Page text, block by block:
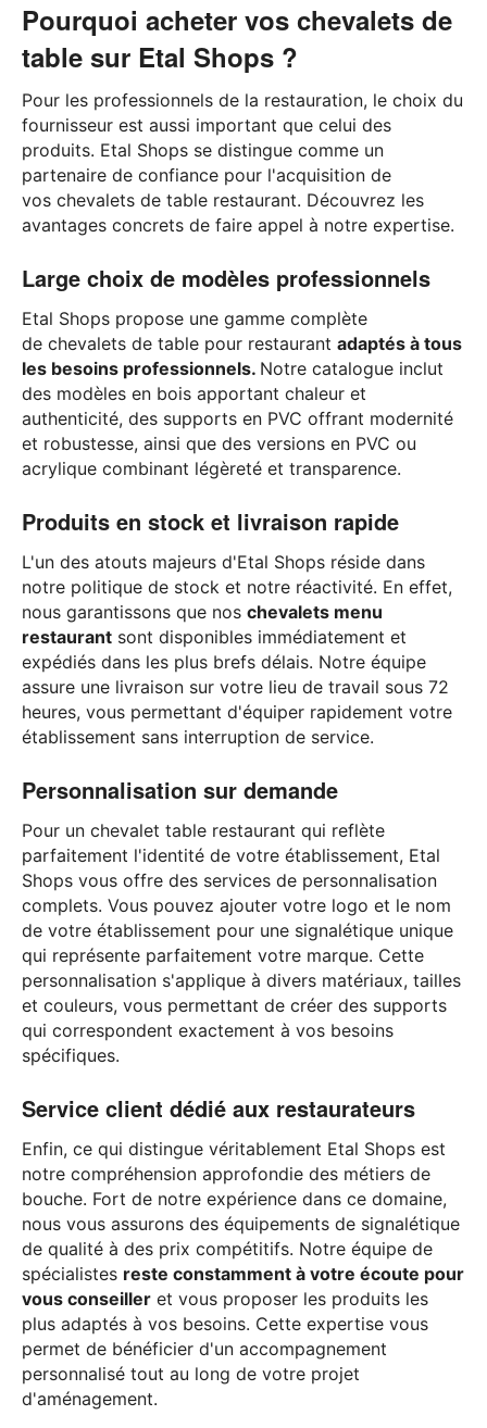
Pourquoi acheter vos chevalets de
table sur Etal Shops ?
Pour les professionnels de la restauration, le choix du
fournisseur est aussi important que celui des
produits. Etal Shops se distingue comme un
partenaire de confiance pour l'acquisition de
vos chevalets de table restaurant. Découvrez les
avantages concrets de faire appel à notre expertise.
Large choix de modèles professionnels
Etal Shops propose une gamme complète
de chevalets de table pour restaurant adaptés à tous
les besoins professionnels. Notre catalogue inclut
des modèles en bois apportant chaleur et
authenticité, des supports en PVC offrant modernité
et robustesse, ainsi que des versions en PVC ou
acrylique combinant légèreté et transparence.
Produits en stock et livraison rapide
L'un des atouts majeurs d'Etal Shops réside dans
notre politique de stock et notre réactivité. En effet,
nous garantissons que nos chevalets menu
restaurant sont disponibles immédiatement et
expédiés dans les plus brefs délais. Notre équipe
assure une livraison sur votre lieu de travail sous 72
heures, vous permettant d'équiper rapidement votre
établissement sans interruption de service.
Personnalisation sur demande
Pour un chevalet table restaurant qui reflète
parfaitement l'identité de votre établissement, Etal
Shops vous offre des services de personnalisation
complets. Vous pouvez ajouter votre logo et le nom
de votre établissement pour une signalétique unique
qui représente parfaitement votre marque. Cette
personnalisation s'applique à divers matériaux, tailles
et couleurs, vous permettant de créer des supports
qui correspondent exactement à vos besoins
spécifiques.
Service client dédié aux restaurateurs
Enfin, ce qui distingue véritablement Etal Shops est
notre compréhension approfondie des métiers de
bouche. Fort de notre expérience dans ce domaine,
nous vous assurons des équipements de signalétique
de qualité à des prix compétitifs. Notre équipe de
spécialistes reste constamment à votre écoute pour
vous conseiller et vous proposer les produits les
plus adaptés à vos besoins. Cette expertise vous
permet de bénéficier d'un accompagnement
personnalisé tout au long de votre projet
d'aménagement.